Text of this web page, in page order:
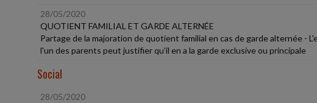
28/05/2020
QUOTIENT FAMILIAL ET GARDE ALTERNÉE
Partage de la majoration de quotient familial en cas de garde alternée -
l'un des parents peut justifier qu'il en a la garde exclusive ou principale
Social
28/05/2020